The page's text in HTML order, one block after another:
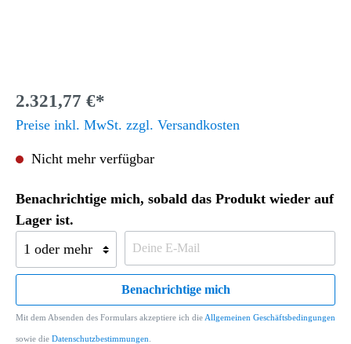
2.321,77 €*
Preise inkl. MwSt. zzgl. Versandkosten
Nicht mehr verfügbar
Benachrichtige mich, sobald das Produkt wieder auf
Lager ist.
Benachrichtige mich
Mit dem Absenden des Formulars akzeptiere ich die Allgemeinen Geschäftsbedingungen
sowie die Datenschutzbestimmungen